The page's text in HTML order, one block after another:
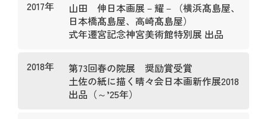
2017年
山田 伸日本画展－耀－（横浜髙島屋、
日本橋髙島屋、高崎髙島屋）
式年遷宮記念神宮美術館特別展 出品
2018年
第73回春の院展 奨励賞受賞
土佐の紙に描く晴々会日本画新作展2018
出品（～’25年）